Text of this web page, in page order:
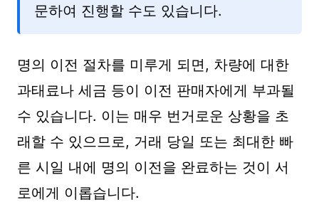
문하여 진행할 수도 있습니다.
명의 이전 절차를 미루게 되면, 차량에 대한
과태료나 세금 등이 이전 판매자에게 부과될
수 있습니다. 이는 매우 번거로운 상황을 초
래할 수 있으므로, 거래 당일 또는 최대한 빠
른 시일 내에 명의 이전을 완료하는 것이 서
로에게 이롭습니다.